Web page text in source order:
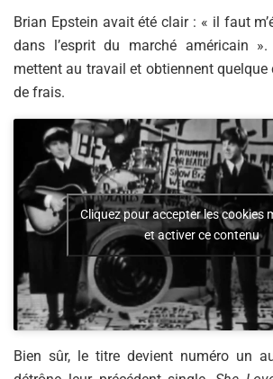
Brian Epstein avait été clair : « il faut
dans l’esprit du marché américain
mettent au travail et obtiennent quelque
de frais.
Cliquez pour accepter les cookies
et activer ce contenu
Bien sûr, le titre devient numéro un